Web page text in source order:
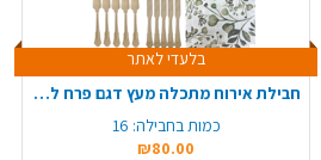
בלעדי לאתר
חבילת אירוח מתכלה מעץ דגם פרח ל-16 סועדים
כמות בחבילה: 16
₪80.00